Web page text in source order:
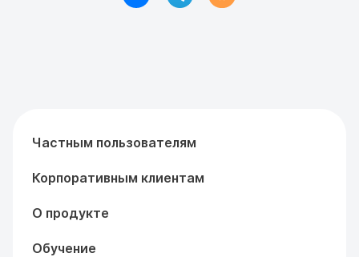
Частным пользователям
Корпоративным клиентам
О продукте
Обучение